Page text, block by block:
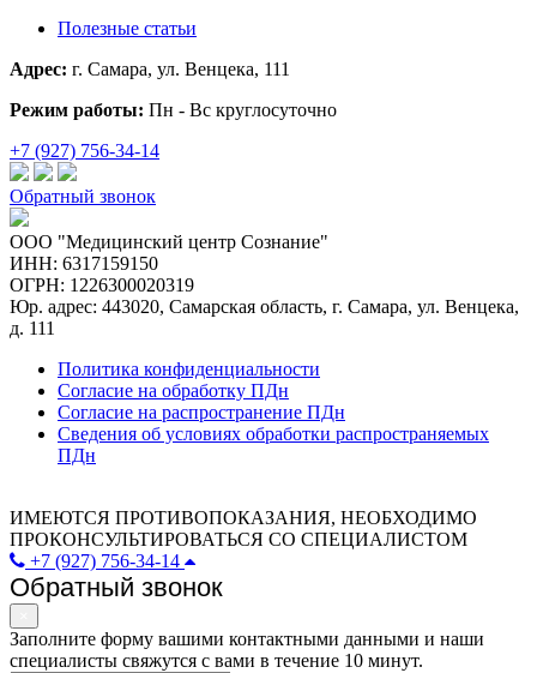
Полезные статьи
Адрес: г. Самара, ул. Венцека, 111
Режим работы: Пн - Вс круглосуточно
+7 (927) 756-34-14
Обратный звонок
ООО "Медицинский центр Сознание"
ИНН: 6317159150
ОГРН: 1226300020319
Юр. адрес: 443020, Самарская область, г. Самара, ул. Венцека,
д. 111
Политика конфиденциальности
Согласие на обработку ПДн
Согласие на распространение ПДн
Сведения об условиях обработки распространяемых
ПДн
ИМЕЮТСЯ ПРОТИВОПОКАЗАНИЯ, НЕОБХОДИМО
ПРОКОНСУЛЬТИРОВАТЬСЯ СО СПЕЦИАЛИСТОМ
+7 (927) 756-34-14
Обратный звонок
Заполните форму вашими контактными данными и наши
специалисты свяжутся с вами в течение 10 минут.